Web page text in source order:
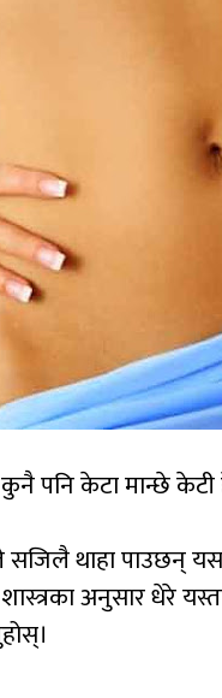
कुनै पनि केटा मान्छे
सजिलै थाहा पाउछन्
अनुसार धेरे